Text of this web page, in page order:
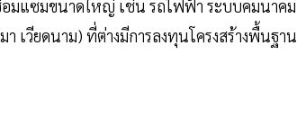
อมแซมขนาดใหญ่ เช่น รถไฟฟ้า ระบบคมนาคม
เวียดนาม) ที่ต่างมีการลงทุนโครงสร้างพื้นฐาน